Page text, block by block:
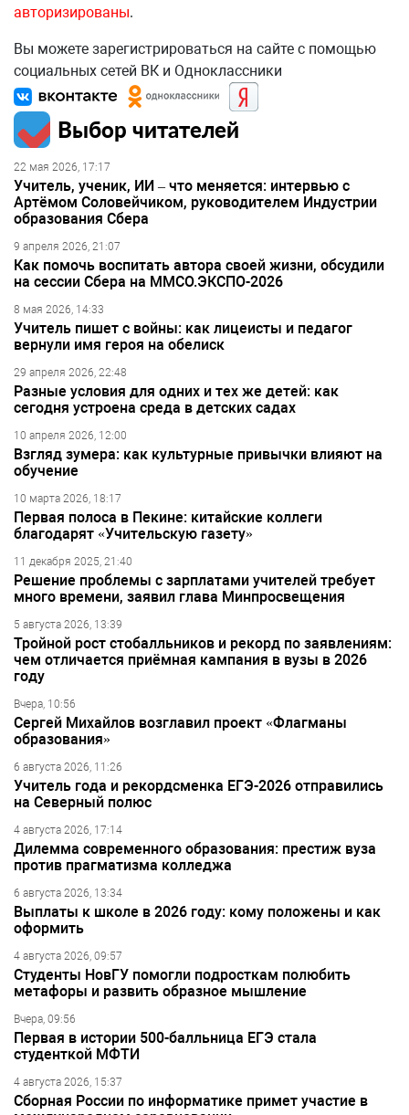
авторизированы.
Вы можете зарегистрироваться на сайте с помощью
социальных сетей ВК и Одноклассники
Выбор читателей
22 мая 2026, 17:17
Учитель, ученик, ИИ – что меняется: интервью с
Артёмом Соловейчиком, руководителем Индустрии
образования Сбера
9 апреля 2026, 21:07
Как помочь воспитать автора своей жизни, обсудили
на сессии Сбера на ММСО.ЭКСПО-2026
8 мая 2026, 14:33
Учитель пишет с войны: как лицеисты и педагог
вернули имя героя на обелиск
29 апреля 2026, 22:48
Разные условия для одних и тех же детей: как
сегодня устроена среда в детских садах
10 апреля 2026, 12:00
Взгляд зумера: как культурные привычки влияют на
обучение
10 марта 2026, 18:17
Первая полоса в Пекине: китайские коллеги
благодарят «Учительскую газету»
11 декабря 2025, 21:40
Решение проблемы с зарплатами учителей требует
много времени, заявил глава Минпросвещения
5 августа 2026, 13:39
Тройной рост стобалльников и рекорд по заявлениям:
чем отличается приёмная кампания в вузы в 2026
году
Вчера, 10:56
Сергей Михайлов возглавил проект «Флагманы
образования»
6 августа 2026, 11:26
Учитель года и рекордсменка ЕГЭ-2026 отправились
на Северный полюс
4 августа 2026, 17:14
Дилемма современного образования: престиж вуза
против прагматизма колледжа
6 августа 2026, 13:34
Выплаты к школе в 2026 году: кому положены и как
оформить
4 августа 2026, 09:57
Студенты НовГУ помогли подросткам полюбить
метафоры и развить образное мышление
Вчера, 09:56
Первая в истории 500-балльница ЕГЭ стала
студенткой МФТИ
4 августа 2026, 15:37
Сборная России по информатике примет участие в